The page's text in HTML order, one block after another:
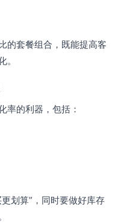
的套餐组合，既能提高客
率的利器，包括：
划算”，同时要做好库存